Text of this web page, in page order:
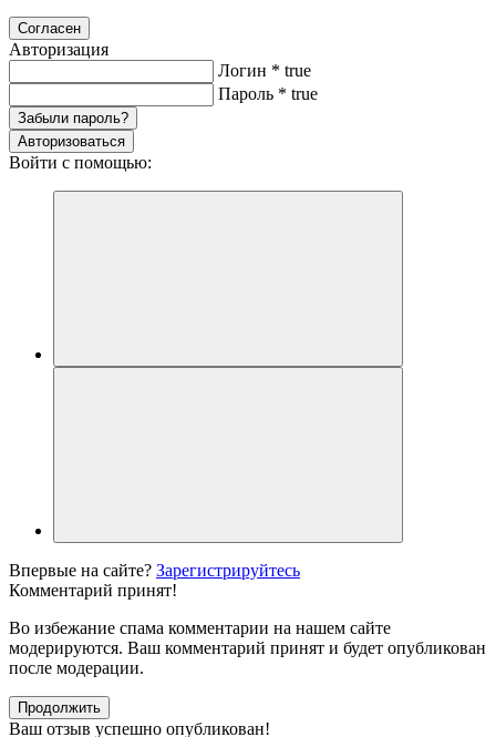
Согласен
Авторизация
Логин * true
Пароль * true
Забыли пароль?
Авторизоваться
Войти с помощью:
Впервые на сайте? Зарегистрируйтесь
Комментарий принят!
Во избежание спама комментарии на нашем сайте
модерируются. Ваш комментарий принят и будет опубликован
после модерации.
Продолжить
Ваш отзыв успешно опубликован!